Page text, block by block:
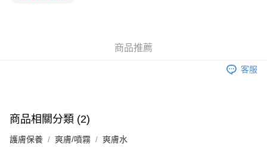
取。逾期會取消訂單，並不會安排重寄
商品推薦
客服
商品相關分類 (2)
護膚保養 爽膚/噴霧 爽膚水